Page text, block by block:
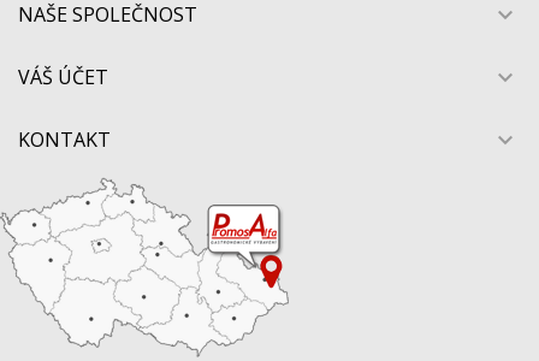
NAŠE SPOLEČNOST 
VÁŠ ÚČET 
KONTAKT 